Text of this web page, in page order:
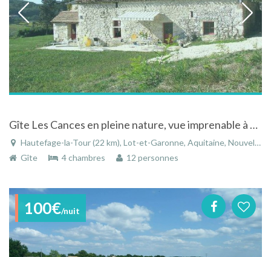
Gîte Les Cances en pleine nature, vue imprenable à Hautefage-la-Tour - Lot-et-Garonne - Aquitaine
Hautefage-la-Tour (22 km), Lot-et-Garonne, Aquitaine, Nouvelle-Aquitaine, France
Gîte
4 chambres 12 personnes
100€/nuit